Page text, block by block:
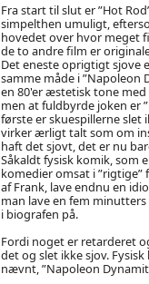
Fra start til slut er ”Hot
simpelthen umuligt,
hovedet over hvor meget
de to andre film er
Det eneste oprigtigt sjove
samme måde i ”Napoleon
en 80'er æstetisk tone med
men at fuldbyrde joken er
første er skuespillerne slet
virker ærligt talt som om
haft det sjovt, det er nu
Såkaldt fysisk komik, som
komedier omsat i
af Frank, lave endnu en
man lave en fem
i biografen på.
Fordi noget er retarderet
det og slet ikke sjov.
nævnt, ”Napoleon